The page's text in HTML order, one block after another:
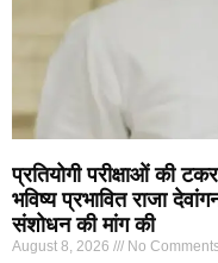
प्रतियोगी परीक्षाओं की
भविष्य प्रभावित राजा
संशोधन की मांग की
August 8, 2026 No